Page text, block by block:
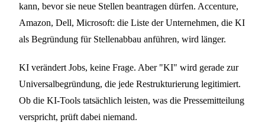
kann, bevor sie neue Stellen beantragen dürfen. Accenture,
Amazon, Dell, Microsoft: die Liste der Unternehmen, die KI
als Begründung für Stellenabbau anführen, wird länger.
KI verändert Jobs, keine Frage. Aber "KI" wird gerade zur
Universalbegründung, die jede Restrukturierung legitimiert.
Ob die KI-Tools tatsächlich leisten, was die Pressemitteilung
verspricht, prüft dabei niemand.